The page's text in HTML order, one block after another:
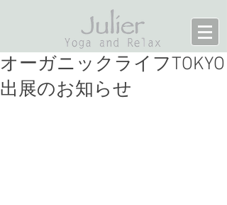
オーガニックライフTOKYO
出展のお知らせ